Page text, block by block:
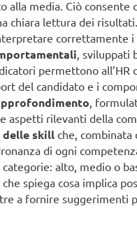
alla media. Ciò
chiara lettura dei
correttamente
, sviluppati
permettono
del candidato e i
,
aspetti rilevanti della
skillche, combinata
di ogni
alto, medio o
spiega cosa implica
a fornire suggerimenti